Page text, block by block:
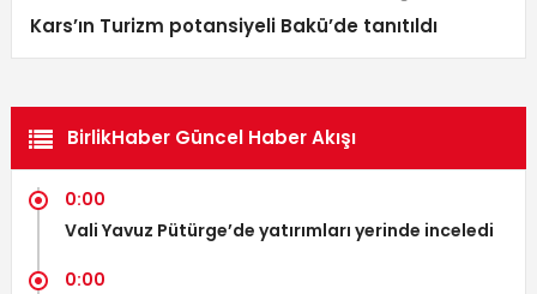
Kars’ın Turizm potansiyeli Bakü’de tanıtıldı
BirlikHaber Güncel Haber Akışı
0:00
Vali Yavuz Pütürge’de yatırımları yerinde inceledi
0:00